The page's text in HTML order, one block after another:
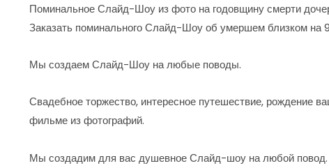
Поминальное Слайд-Шоу из фото на годовщину смерти
Заказать поминального Слайд-Шоу об умершем близком на
Мы создаем Слайд-Шоу на любые поводы.
Свадебное торжество, интересное путешествие, рождение
фильме из фотографий.
Мы создадим для вас душевное Слайд-шоу на любой